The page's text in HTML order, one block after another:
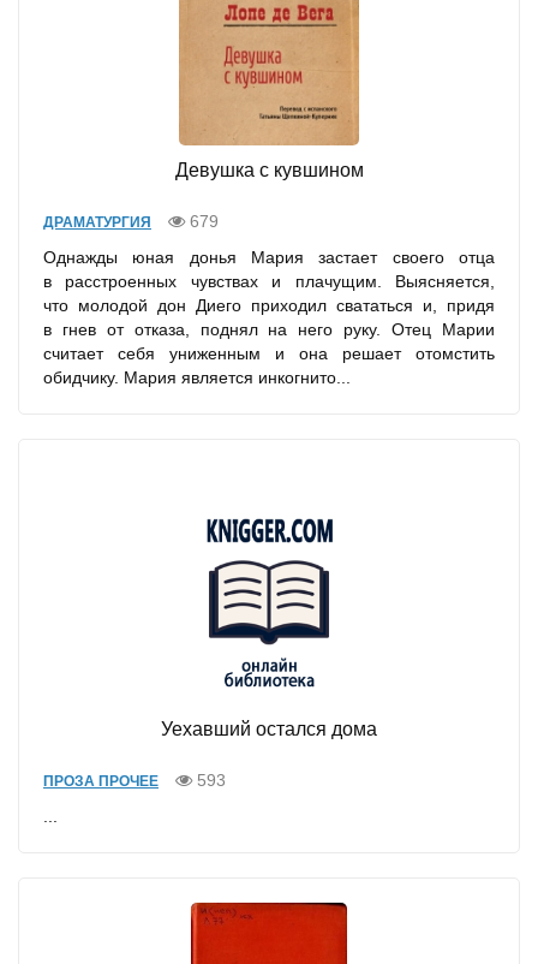
Девушка с кувшином
ДРАМАТУРГИЯ
679
Однажды юная донья Мария застает своего отца
в расстроенных чувствах и плачущим. Выясняется,
что молодой дон Диего приходил свататься и, придя
в гнев от отказа, поднял на него руку. Отец Марии
считает себя униженным и она решает отомстить
обидчику. Мария является инкогнито...
Уехавший остался дома
ПРОЗА ПРОЧЕЕ
593